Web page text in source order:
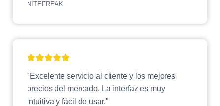
NITEFREAK
"Excelente servicio al cliente y los mejores
precios del mercado. La interfaz es muy
intuitiva y fácil de usar."